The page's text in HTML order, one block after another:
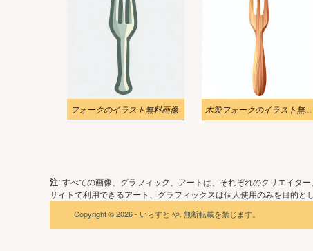
フォークのイラスト無料画像 木製フォークのイラスト無料画像
注: すべての画像、グラフィック、アートは、それぞれのクリエイタ
サイトで利用できるアート、グラフィックスは個人使用のみを目的と
Copyright © 2026 - いらすと や. 無断転載を禁じます。